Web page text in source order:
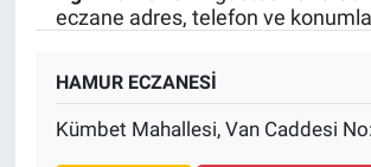
eczane adres, telefon ve
HAMUR ECZANESİ
Kümbet Mahallesi, Van Caddesi
EĞİTİM
BİLİM VE TEKNOLOJİ